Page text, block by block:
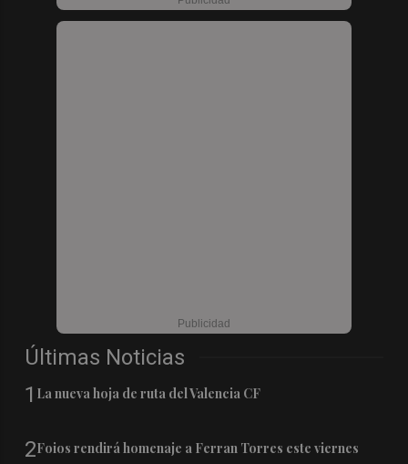
Últimas Noticias
1 La nueva hoja de ruta del Valencia CF
2Foios rendirá homenaje a Ferran Torres este viernes